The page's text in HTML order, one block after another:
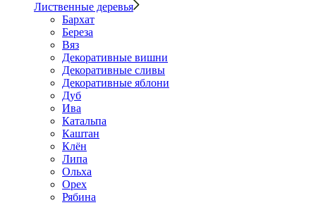
Лиственные деревья
Бархат
Береза
Вяз
Декоративные вишни
Декоративные сливы
Декоративные яблони
Дуб
Ива
Катальпа
Каштан
Клён
Липа
Ольха
Орех
Рябина